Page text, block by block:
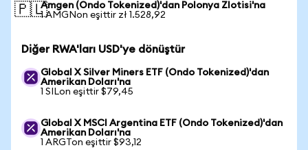
🇵🇱Amgen (Ondo Tokenized)'dan Polonya Zlotisi'na
1 AMGNon eşittir zł 1.528,92
Diğer RWA'ları USD'ye dönüştür
Global X Silver Miners ETF (Ondo Tokenized)'dan
Amerikan Doları'na
1 SILon eşittir $79,45
Global X MSCI Argentina ETF (Ondo Tokenized)'dan
Amerikan Doları'na
1 ARGTon eşittir $93,12